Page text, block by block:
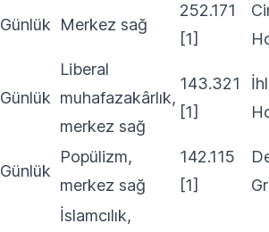
Günlük Merkez sağ
252.171
[1]
Günlük
Liberal
muhafazakârlık,
merkez sağ
143.321
[1]
Günlük
Popülizm,
merkez sağ
142.115
[1]
İslamcılık,